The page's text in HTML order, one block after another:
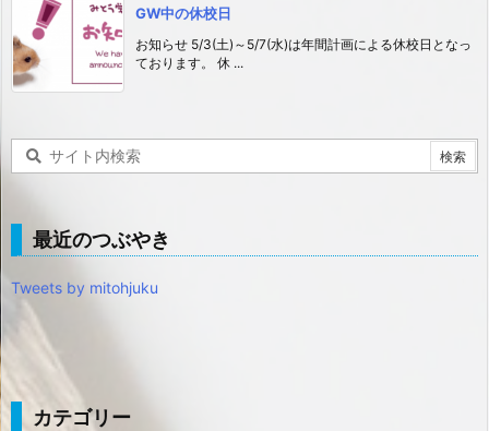
GW中の休校日
お知らせ 5/3(土)～5/7(水)は年間計画による休校日となっ
ております。 休 ...
最近のつぶやき
Tweets by mitohjuku
カテゴリー